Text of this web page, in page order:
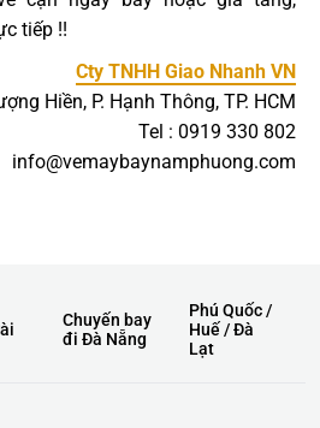
tiếp !!
Cty TNHH Giao Nhanh VN
Hiền, P. Hạnh Thông, TP. HCM
Tel : 0919 330 802
info@vemaybaynamphuong.com
Chuyến bay
đi Đà Nẵng
Phú Quốc /
Huế / Đà
Lạt